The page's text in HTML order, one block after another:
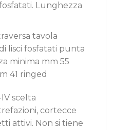
Lunghezza
tavola
lisci fosfatati punta
minima mm 55
41 ringed
scelta
cortecce
attivi. Non si tiene